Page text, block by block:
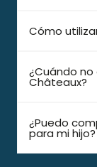
Cómo
¿Cuándo no
Châteaux?
¿Puedo
para mi hijo?